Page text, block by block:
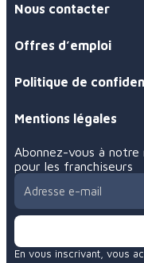
Nous contacter
Offres d’emploi
Politique de
Mentions légales
Abonnez-vous à
pour les franchiseurs
En vous inscrivant, vous